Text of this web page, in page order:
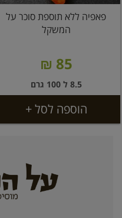
פאפיה ללא תוספת סוכר על
המשקל
85 ₪
8.5 ל 100 גרם
הוספה לסל +